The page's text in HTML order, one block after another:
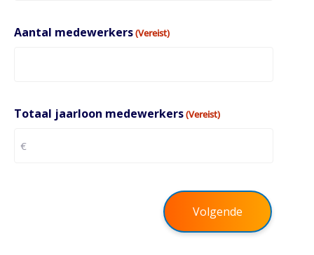
Aantal medewerkers(Vereist)
Totaal jaarloon medewerkers(Vereist)
Volgende